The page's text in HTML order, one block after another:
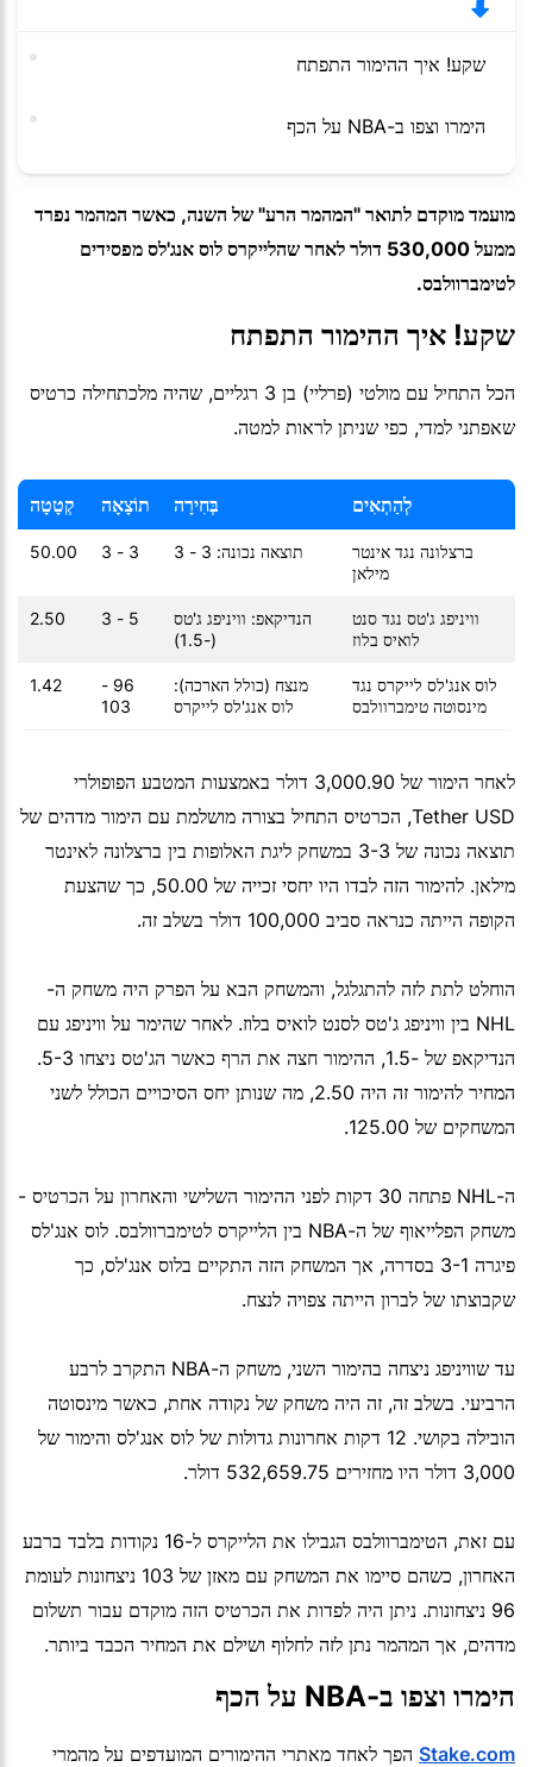
שקע! איך ההימור התפתח
הימרו וצפו ב-NBA על הכף
מועמד מוקדם לתואר "המהמר הרע" של השנה, כאשר המהמר נפרד
ממעל 530,000 דולר לאחר שהלייקרס לוס אנג'לס מפסידים
לטימברוולבס.
שקע! איך ההימור התפתח
הכל התחיל עם מולטי (פרליי) בן 3 רגליים, שהיה מלכתחילה כרטיס
שאפתני למדי, כפי שניתן לראות למטה.
לְהַתְאִים בְּחִירָה תוֹצָאָה קְטָטָה
ברצלונה נגד אינטר
מילאן
תוצאה נכונה: 3 - 3 3 - 3
50.00
וויניפג ג'טס נגד סנט
לואיס בלוז
הנדיקאפ: וויניפג ג'טס
(-1.5)
5 - 3
2.50
לוס אנג'לס לייקרס נגד
מינסוטה טימברוולבס
מנצח (כולל הארכה):
לוס אנג'לס לייקרס
96 -
103
1.42
לאחר הימור של 3,000.90 דולר באמצעות המטבע הפופולרי
Tether USD, הכרטיס התחיל בצורה מושלמת עם הימור מדהים של
תוצאה נכונה של 3-3 במשחק ליגת האלופות בין ברצלונה לאינטר
מילאן. להימור הזה לבדו היו יחסי זכייה של 50.00, כך שהצעת
הקופה הייתה כנראה סביב 100,000 דולר בשלב זה.
הוחלט לתת לזה להתגלגל, והמשחק הבא על הפרק היה משחק ה-
NHL בין וויניפג ג'טס לסנט לואיס בלוז. לאחר שהימר על וויניפג עם
הנדיקאפ של -1.5, ההימור חצה את הרף כאשר הג'טס ניצחו 5-3.
המחיר להימור זה היה 2.50, מה שנותן יחס הסיכויים הכולל לשני
המשחקים של 125.00.
ה-NHL פתחה 30 דקות לפני ההימור השלישי והאחרון על הכרטיס -
משחק הפלייאוף של ה-NBA בין הלייקרס לטימברוולבס. לוס אנג'לס
פיגרה 3-1 בסדרה, אך המשחק הזה התקיים בלוס אנג'לס, כך
שקבוצתו של לברון הייתה צפויה לנצח.
עד שוויניפג ניצחה בהימור השני, משחק ה-NBA התקרב לרבע
הרביעי. בשלב זה, זה היה משחק של נקודה אחת, כאשר מינסוטה
הובילה בקושי. 12 דקות אחרונות גדולות של לוס אנג'לס והימור של
3,000 דולר היו מחזירים 532,659.75 דולר.
עם זאת, הטימברוולבס הגבילו את הלייקרס ל-16 נקודות בלבד ברבע
האחרון, כשהם סיימו את המשחק עם מאזן של 103 ניצחונות לעומת
96 ניצחונות. ניתן היה לפדות את הכרטיס הזה מוקדם עבור תשלום
מדהים, אך המהמר נתן לזה לחלוף ושילם את המחיר הכבד ביותר.
הימרו וצפו ב-NBA על הכף
Stake.com הפך לאחד מאתרי ההימורים המועדפים על מהמרי